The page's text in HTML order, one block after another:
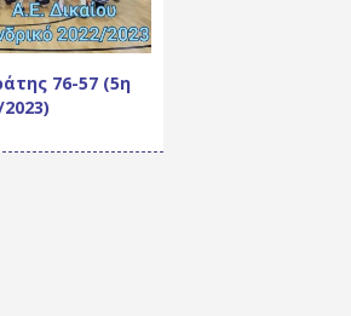
76-57 (5η